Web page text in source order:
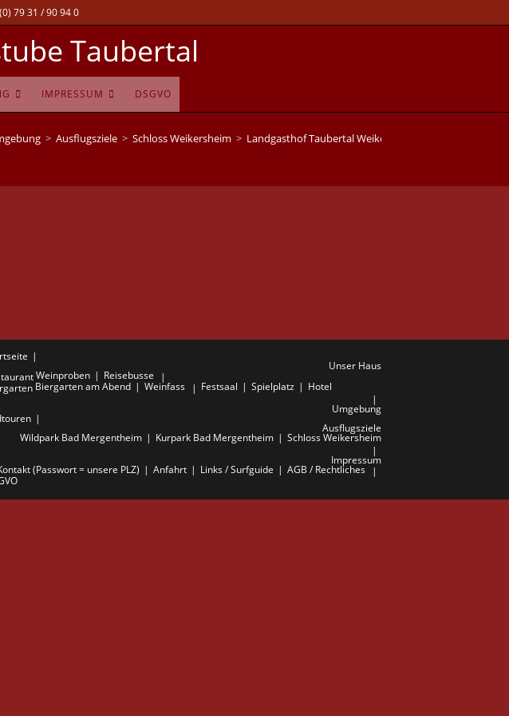
79 31 / 90 94 0
Taubertal
IMPRESSUM DSGVO
> Ausflugsziele > Schloss Weikersheim > Landgasthof Taubertal Weikersheim
Unser Haus
Weinproben
Reisebusse
Biergarten am Abend Weinfass Festsaal Spielplatz
Hotel
Umgebung
Ausflugsziele
Wildpark Bad Mergentheim Kurpark Bad Mergentheim
Schloss Weikersheim
Impressum
(Passwort = unsere PLZ) Anfahrt Links / Surfguide
AGB / Rechtliches